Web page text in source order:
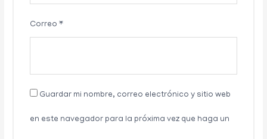
Correo*
Guardar mi nombre, correo electrónico y sitio web
en este navegador para la próxima vez que haga un